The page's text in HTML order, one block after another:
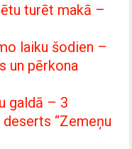
turēt makā –
laiku šodien –
un pērkona
galdā – 3
“Zemeņu